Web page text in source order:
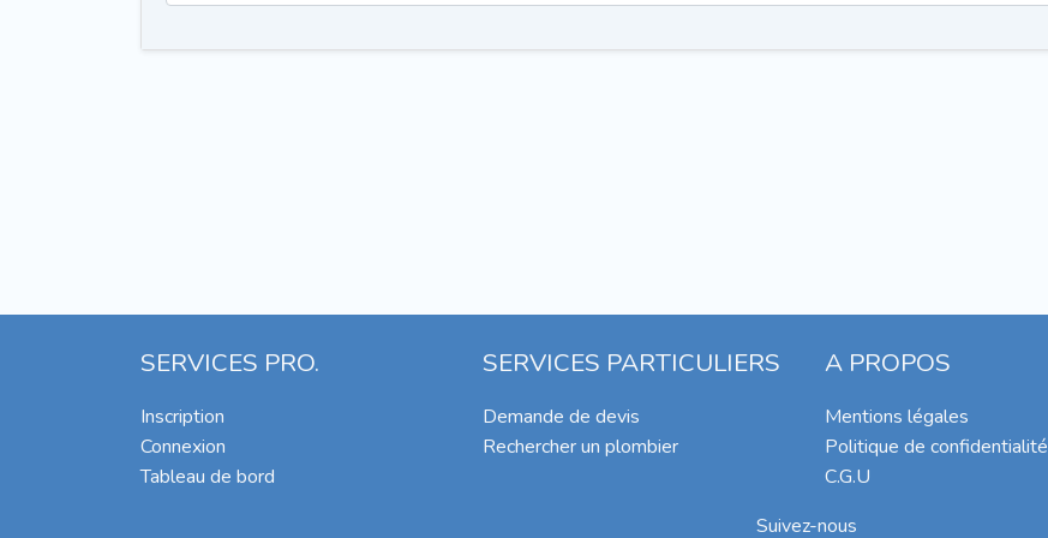
SERVICES PRO.
Inscription
Connexion
Tableau de bord
SERVICES PARTICULIERS
Demande de devis
Rechercher un plombier
A PROPOS
Mentions légales
Politique de confidentialité
C.G.U
Suivez-nous